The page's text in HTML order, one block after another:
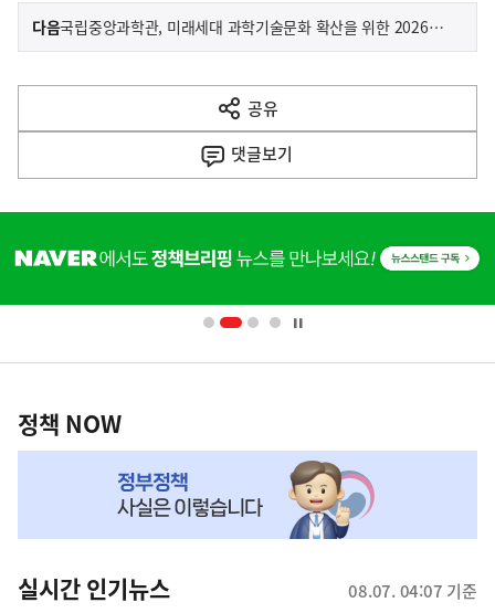
이
전
다
음
다음기
국립중앙과학관, 미래세대 과학기술문화 확산을 위한 2026년 주요프로그램 공개
공유
열
기
댓글보기
단
영
책
NOW,
뉴
정책 NOW
실시간 인기뉴스 08.07. 04:07 기준